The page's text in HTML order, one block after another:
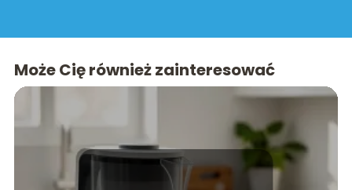
Może Cię również zainteresować